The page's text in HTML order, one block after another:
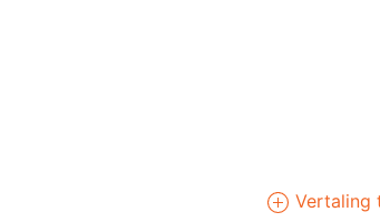
Vertaling